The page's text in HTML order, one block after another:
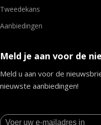
Tweedekans
Aanbiedingen
Meld je aan voor de
Meld u aan voor de
nieuwste aanbiedingen!